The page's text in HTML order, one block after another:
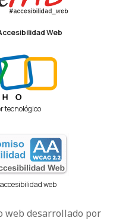
Web
tecnológico
web
web desarrollado por